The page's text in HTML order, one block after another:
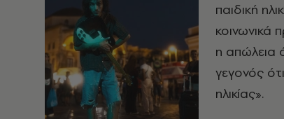
παιδική
κοινωνικά
η απώλεια
γεγονός
ηλικίας».